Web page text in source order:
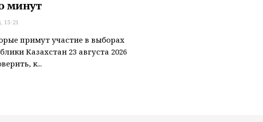
минут
15:21
примут участие в выборах
Казахстан 23 августа 2026
к...